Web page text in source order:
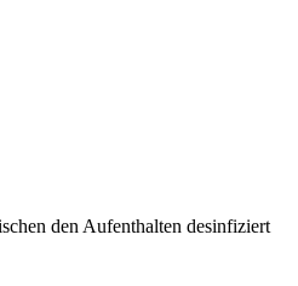
den Aufenthalten desinfiziert